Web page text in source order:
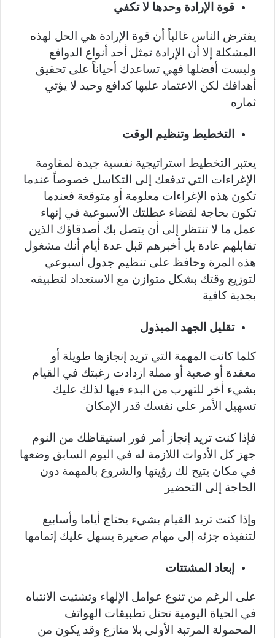
قوة الإرادة وحدها لا تكفي
يفترض الناس غالباً أن قوة الإرادة هي الحل لهذه
المشكلة إلا أن الإرادة تمثل أحد أنواع الدوافع
وليست أفضلها فهي تساعدك أحياناً على تحقيق
أهدافك لكن الاعتماد عليها كدافع وحيد لا يؤتي
ثماره
التخطيط وتنظيم الوقت
يعتبر التخطيط استراتيجية نفسية جيدة لمقاومة
الإغراءات التي تدفعك إلى التكاسل خصوصاً عندما
تكون هذه الإغراءات معلومة أو متوقعة فعندما
تكون بحاجة لقضاء عطلتك الأسبوعية في إنهاء
عمل ما لا تنتظر إلى أن يتصل بك أصدقاؤك الذين
تقابلهم عادة بل أخبرهم قبل عدة أيام أنك مشغول
هذه المرة وحافظ على تنظيم جدول أسبوعي
لتوزيع وقتك بشكل متوازن مع الاستعداد لتطبيقه
بجدية كافية
تقليل الجهد المبذول
كلما كانت المهمة التي تريد إنجازها طويلة أو
معقدة أو صعبة أو مملة ازدادت رغبتك في القيام
بشيء أخر للتهرب من البدء فيها لذلك عليك
تسهيل الأمر على نفسك قدر الإمكان
فإذا كنت تريد إنجاز أمر فور استيقاظك من النوم
جهز كل الأدوات اللازمة له في اليوم السابق وضعها
في مكان يتيح لك رؤيتها والشروع بالمهمة دون
الحاجة إلى التحضير
وإذا كنت تريد القيام بشيء يحتاج أياما وأسابيع
لتنفيذه جزئه إلى مهام صغيرة يسهل عليك إتمامها
إبعاد المشتتات
على الرغم من تنوع عوامل الإلهاء وتشتيت الانتباه
في الحياة اليومية تحتل تطبيقات الهواتف
المحمولة المرتبة الأولى بلا منازع وقد يكون من